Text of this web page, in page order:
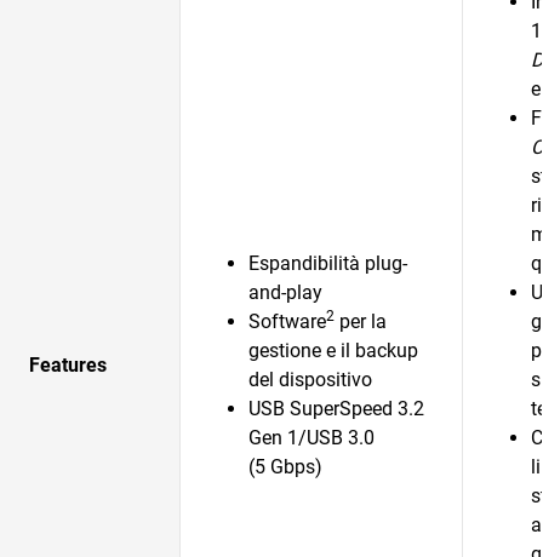
Features
Espandibilità plug-
and-play
Software2 per la
gestione e il backup
del dispositivo
USB SuperSpeed 3.2
Gen 1/USB 3.0
(5 Gbps)